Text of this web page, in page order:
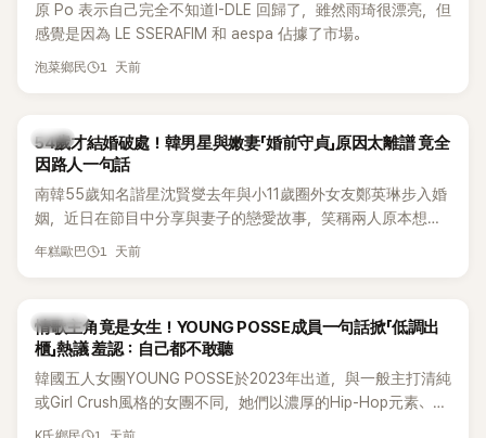
原 Po 表示自己完全不知道I-DLE 回歸了，雖然雨琦很漂亮，但
感覺是因為 LE SSERAFIM 和 aespa 佔據了市場。
泡菜鄉民 1 天前
韓星
54歲才結婚破處！韓男星與嫩妻「婚前守貞」原因太離譜 竟全
因路人一句話
南韓55歲知名諧星沈賢燮去年與小11歲圈外女友鄭英琳步入婚
姻，近日在節目中分享與妻子的戀愛故事，笑稱兩人原本想享
受兩人世界，沒想到站在飯店門口時竟被路人認出，還一路替
年糕歐巴 1 天前
K-POP
情歌主角竟是女生！YOUNG POSSE成員一句話掀「低調出
櫃」熱議 羞認：自己都不敢聽
韓國五人女團YOUNG POSSE於2023年出道，與一般主打清純
或Girl Crush風格的女團不同，她們以濃厚的Hip-Hop元素、自
創Rap及成員親自參與創作為特色，MV也融入美式街頭、塗